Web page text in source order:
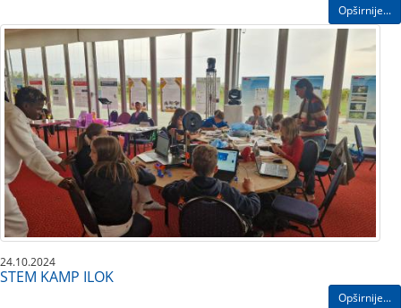
Opširnije...
24.10.2024
STEM KAMP ILOK
Opširnije...